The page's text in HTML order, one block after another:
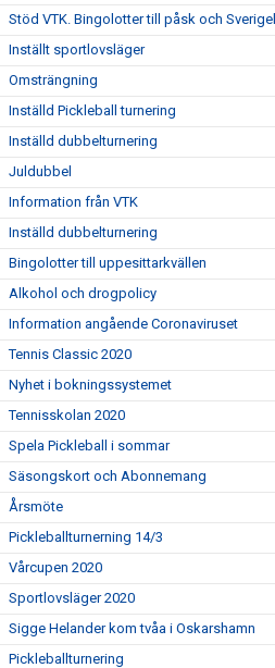
Stöd VTK. Bingolotter till påsk och
Inställt sportlovsläger
Omsträngning
Inställd Pickleball turnering
Inställd dubbelturnering
Juldubbel
Information från VTK
Inställd dubbelturnering
Bingolotter till uppesittarkvällen
Alkohol och drogpolicy
Information angående Coronaviruset
Tennis Classic 2020
Nyhet i bokningssystemet
Tennisskolan 2020
Spela Pickleball i sommar
Säsongskort och Abonnemang
Årsmöte
Pickleballturnerning 14/3
Vårcupen 2020
Sportlovsläger 2020
Sigge Helander kom tvåa i Oskarshamn
Pickleballturnering